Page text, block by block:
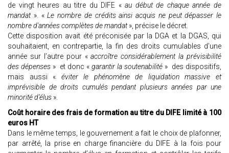
de vingt heures au titre du DIFE «au début de chaque année de
mandat». «Le nombre de crédits ainsi acquis ne peut dépasser le
nombre d'années complètes de mandat», précise le décret.
Cette disposition avait été préconisée par la DGA et la DGAS, qui
souhaitaient, en contrepartie, la fin des droits cumulables d’une
année sur l’autre pour «accroître considérablement la prévisibilité
des dépenses » et donc « garantir la soutenabilité » des dispositifs,
mais aussi « éviter le phénomène de liquidation massive et
imprévisible de droits cumulés pendant plusieurs années par une
minorité d’élus ».
Coût horaire des frais de formation au titre du DIFE limité à 100
euros HT
Dans le même temps, le gouvernement a fait le choix de plafonner,
par arrêté, la prise en charge financière du DIFE à la fois pour